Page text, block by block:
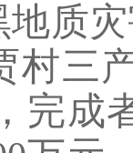
地质
村三
完成